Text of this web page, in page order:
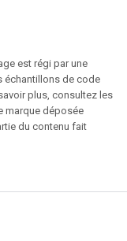
est régi par une
échantillons de code
plus, consultez les
marque déposée
du contenu fait